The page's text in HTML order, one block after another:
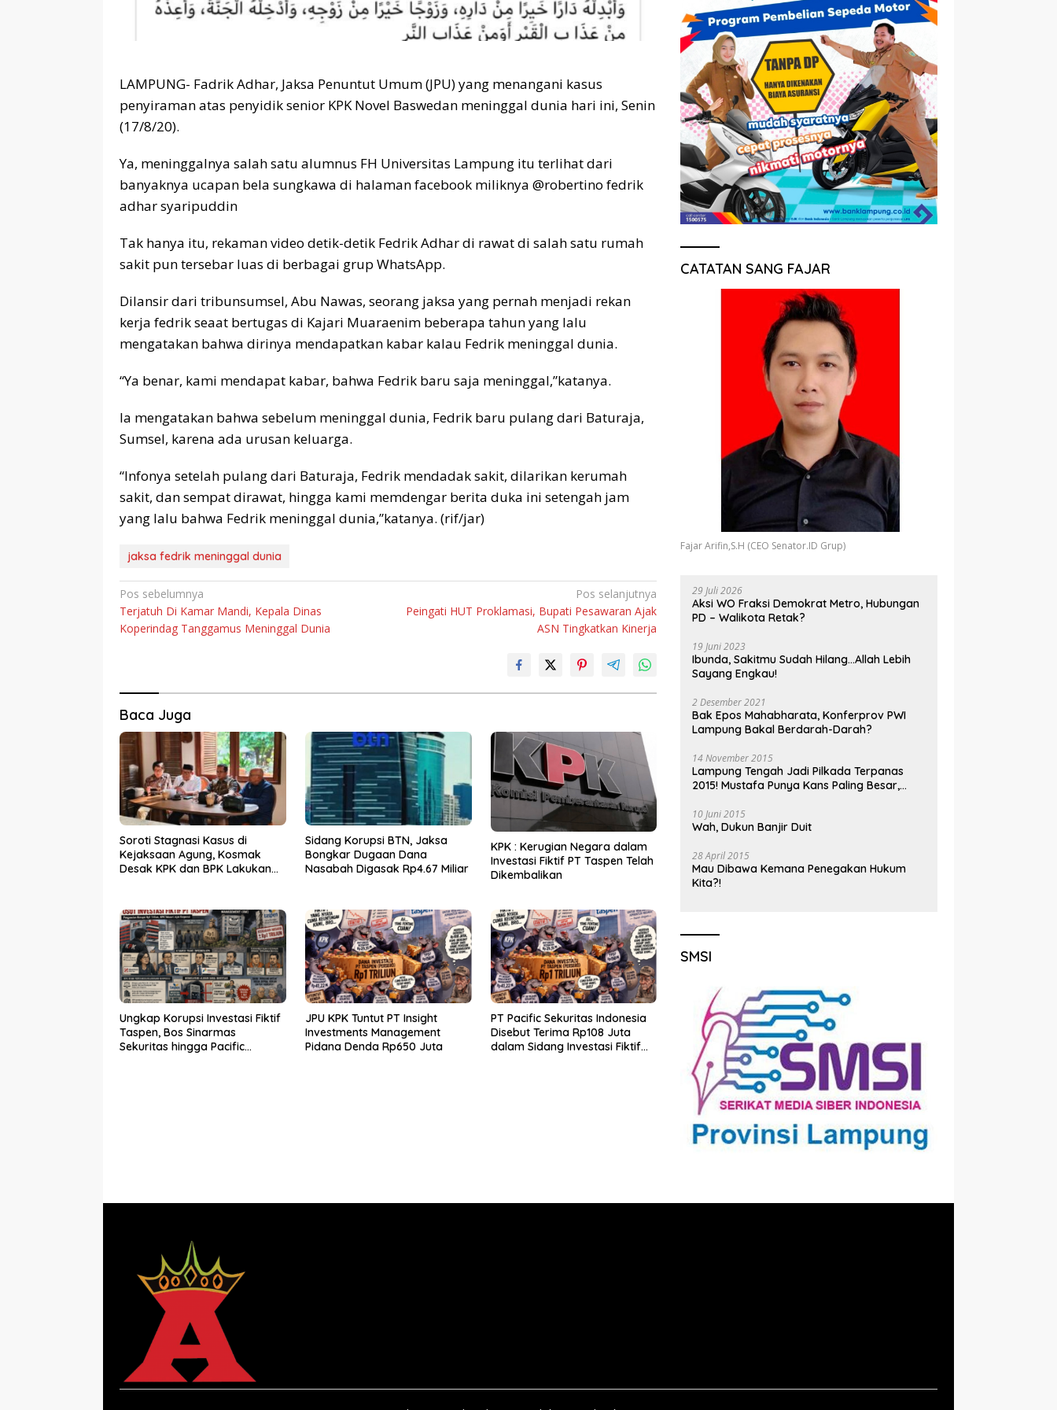
LAMPUNG- Fadrik Adhar, Jaksa Penuntut Umum (JPU) yang menangani kasus
penyiraman atas penyidik senior KPK Novel Baswedan meninggal dunia hari ini, Senin
(17/8/20).
Ya, meninggalnya salah satu alumnus FH Universitas Lampung itu terlihat dari
banyaknya ucapan bela sungkawa di halaman facebook miliknya @robertino fedrik
adhar syaripuddin
Tak hanya itu, rekaman video detik-detik Fedrik Adhar di rawat di salah satu rumah
sakit pun tersebar luas di berbagai grup WhatsApp.
Dilansir dari tribunsumsel, Abu Nawas, seorang jaksa yang pernah menjadi rekan
kerja fedrik seaat bertugas di Kajari Muaraenim beberapa tahun yang lalu
mengatakan bahwa dirinya mendapatkan kabar kalau Fedrik meninggal dunia.
“Ya benar, kami mendapat kabar, bahwa Fedrik baru saja meninggal,”katanya.
Ia mengatakan bahwa sebelum meninggal dunia, Fedrik baru pulang dari Baturaja,
Sumsel, karena ada urusan keluarga.
“Infonya setelah pulang dari Baturaja, Fedrik mendadak sakit, dilarikan kerumah
sakit, dan sempat dirawat, hingga kami memdengar berita duka ini setengah jam
yang lalu bahwa Fedrik meninggal dunia,”katanya. (rif/jar)
jaksa fedrik meninggal dunia
Navigasi
pos
Pos sebelumnya
Terjatuh Di Kamar Mandi, Kepala Dinas
Koperindag Tanggamus Meninggal Dunia
Pos selanjutnya
Peingati HUT Proklamasi, Bupati Pesawaran Ajak
ASN Tingkatkan Kinerja
Baca Juga
Soroti Stagnasi Kasus di
Kejaksaan Agung, Kosmak
Desak KPK dan BPK Lakukan
Sidang Korupsi BTN, Jaksa
Bongkar Dugaan Dana
Nasabah Digasak Rp4.67 Miliar
KPK : Kerugian Negara dalam
Investasi Fiktif PT Taspen Telah
Dikembalikan
Ungkap Korupsi Investasi Fiktif
Taspen, Bos Sinarmas
Sekuritas hingga Pacific
JPU KPK Tuntut PT Insight
Investments Management
Pidana Denda Rp650 Juta
PT Pacific Sekuritas Indonesia
Disebut Terima Rp108 Juta
dalam Sidang Investasi Fiktif
CATATAN SANG FAJAR
Fajar Arifin,S.H (CEO Senator.ID Grup)
29 Juli 2026
Aksi WO Fraksi Demokrat Metro, Hubungan
PD – Walikota Retak?
19 Juni 2023
Ibunda, Sakitmu Sudah Hilang…Allah Lebih
Sayang Engkau!
2 Desember 2021
Bak Epos Mahabharata, Konferprov PWI
Lampung Bakal Berdarah-Darah?
14 November 2015
Lampung Tengah Jadi Pilkada Terpanas
2015! Mustafa Punya Kans Paling Besar,
10 Juni 2015
Wah, Dukun Banjir Duit
28 April 2015
Mau Dibawa Kemana Penegakan Hukum
Kita?!
SMSI